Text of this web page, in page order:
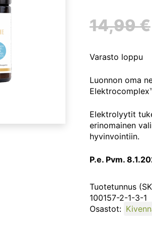
14,99€
Varasto loppu
Luonnon oma
Elektrolyytit
erinomainen
hyvinvointiin.
P.e. Pvm.
Tuotetunnus
100157-2-1-3-1
Osastot: